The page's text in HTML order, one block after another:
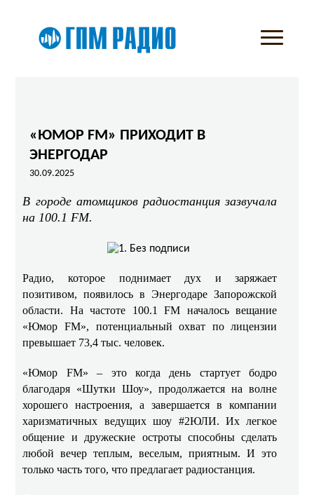
«ЮМОР FM» ПРИХОДИТ В
ЭНЕРГОДАР
30.09.2025
В городе атомщиков радиостанция зазвучала
на 100.1 FM.
Радио, которое поднимает дух и заряжает
позитивом, появилось в Энергодаре Запорожской
области. На частоте 100.1 FM началось вещание
«Юмор FM», потенциальный охват по лицензии
превышает 73,4 тыс. человек.
«Юмор FM» – это когда день стартует бодро
благодаря «Шутки Шоу», продолжается на волне
хорошего настроения, а завершается в компании
харизматичных ведущих шоу #2ЮЛИ. Их легкое
общение и дружеские остроты способны сделать
любой вечер теплым, веселым, приятным. И это
только часть того, что предлагает радиостанция.